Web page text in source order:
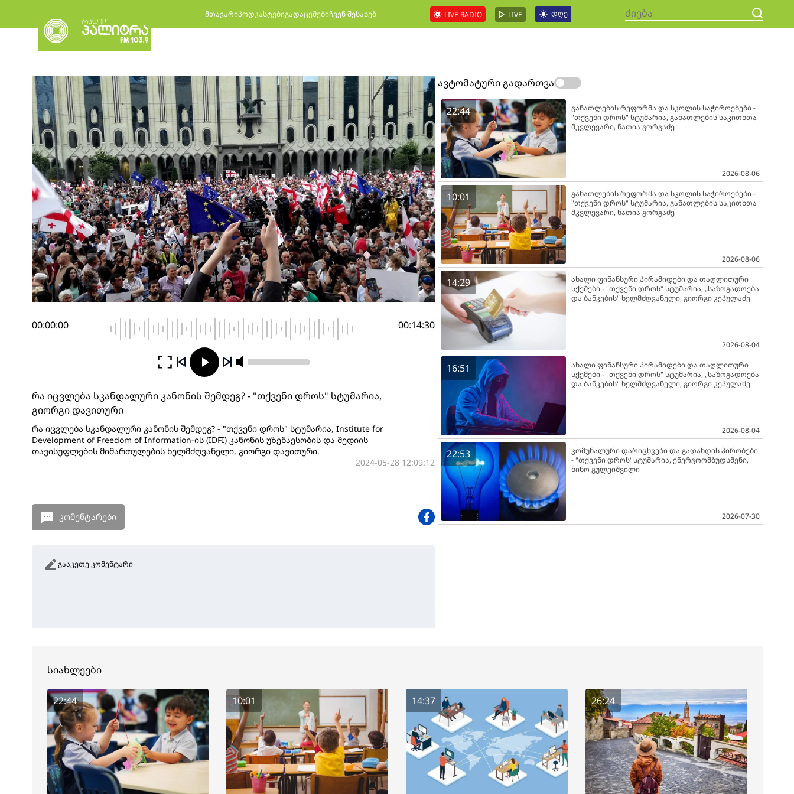
მთავარიპოდკასტებიგადაცემებიჩვენ შესახებ LIVE RADIO LIVE დღე
00:00:00 00:14:30
რა იცვლება სკანდალური კანონის შემდეგ? - "თქვენი დროს" სტუმარია,
გიორგი დავითური
რა იცვლება სკანდალური კანონის შემდეგ? - "თქვენი დროს" სტუმარია, Institute for
Development of Freedom of Information-ის (IDFI) კანონის უზენაესობის და მედიის
თავისუფლების მიმართულების ხელმძღვანელი, გიორგი დავითური.
2024-05-28 12:09:12
კომენტარები
გააკეთე კომენტარი
ავტომატური გადართვა
22:44
განათლების რეფორმა და სკოლის საჭიროებები -
"თქვენი დროს" სტუმარია, განათლების საკითხთა
მკვლევარი, ნათია გორგაძე
2026-08-06
10:01
განათლების რეფორმა და სკოლის საჭიროებები -
"თქვენი დროს" სტუმარია, განათლების საკითხთა
მკვლევარი, ნათია გორგაძე
2026-08-06
14:29
ახალი ფინანსური პირამიდები და თაღლითური
სქემები - "თქვენი დროს" სტუმარია, „საზოგადოება
და ბანკების" ხელმძღვანელი, გიორგი კეპულაძე
2026-08-04
16:51
ახალი ფინანსური პირამიდები და თაღლითური
სქემები - "თქვენი დროს" სტუმარია, „საზოგადოება
და ბანკების" ხელმძღვანელი, გიორგი კეპულაძე
2026-08-04
22:53
კომუნალური დარიცხვები და გადახდის პირობები
- "თქვენი დროს' სტუმარია, ენერგოომბუდსმენი,
ნინო გულეიშვილი
2026-07-30
სიახლეები
22:44 10:01 14:37 26:24